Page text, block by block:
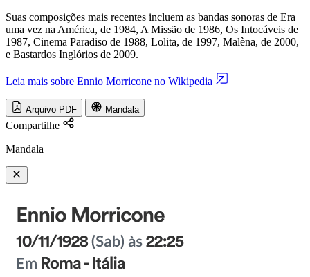
Suas composições mais recentes incluem as bandas sonoras de Era
uma vez na América, de 1984, A Missão de 1986, Os Intocáveis de
1987, Cinema Paradiso de 1988, Lolita, de 1997, Malèna, de 2000,
e Bastardos Inglórios de 2009.
Leia mais sobre Ennio Morricone no Wikipedia
Arquivo PDF Mandala
Compartilhe
Mandala